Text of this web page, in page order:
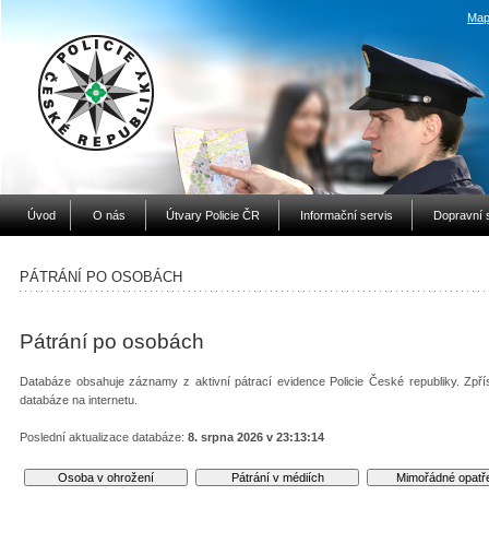
Úvod O nás Útvary Policie ČR Informační servis Dopravní
PÁTRÁNÍ PO OSOBÁCH
Pátrání po osobách
Databáze obsahuje záznamy z aktivní pátrací evidence Policie České republiky.
databáze na internetu.
Poslední aktualizace databáze: 8. srpna 2026 v 23:13:14